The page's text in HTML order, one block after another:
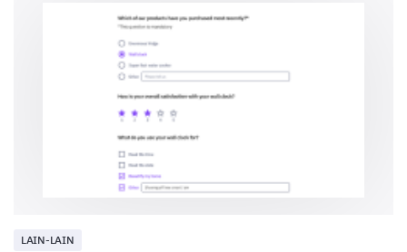
LAIN-LAIN